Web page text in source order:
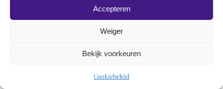
Accepteren
Weiger
Bekijk voorkeuren
Cookiebeleid